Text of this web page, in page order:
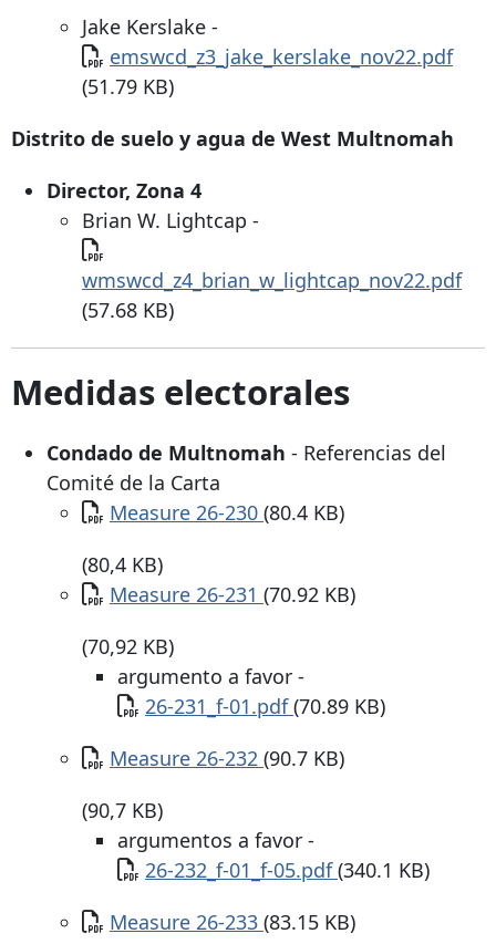
Jake Kerslake -
Documento
emswcd_z3_jake_kerslake_nov22.pdf
(51.79 KB)
Distrito de suelo y agua de West Multnomah
Director, Zona 4
Brian W. Lightcap -
Documento
wmswcd_z4_brian_w_lightcap_nov22.pdf
(57.68 KB)
Medidas electorales
Condado de Multnomah - Referencias del
Comité de la Carta
Documento
Measure 26-230 (80.4 KB)
(80,4 KB)
Documento
Measure 26-231 (70.92 KB)
(70,92 KB)
argumento a favor -
Documento
26-231_f-01.pdf(70.89 KB)
Documento
Measure 26-232 (90.7 KB)
(90,7 KB)
argumentos a favor -
Documento
26-232_f-01_f-05.pdf(340.1 KB)
Documento
Measure 26-233 (83.15 KB)